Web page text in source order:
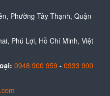
Phường Tây Thạnh, Quận
Phú Lợi, Hồ Chí Minh, Việt
0948 900 959 - 0933 900